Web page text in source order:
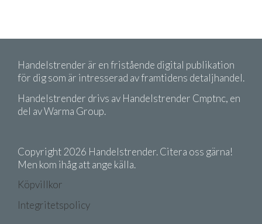
Handelstrender är en fristående digital publikation
för dig som är intresserad av framtidens detaljhandel.
Handelstrender drivs av Handelstrender Cmptnc, en
del av Warma Group.
Copyright 2026 Handelstrender. Citera oss gärna!
Men kom ihåg att ange källa.
Köpvillkor
Integritetspolicy